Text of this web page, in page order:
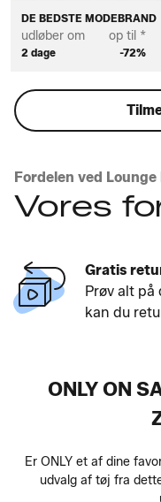
DE BEDSTE
udløber om
2 dage
op til *
-72%
Fordelen ved Lounge
Vores
Gratis
Prøv alt på
kan du
ONLY ON
Er ONLY et af dine
udvalg af tøj fra